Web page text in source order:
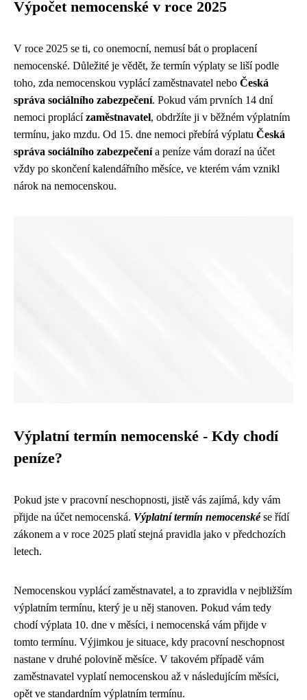
Výpočet nemocenské v roce 2025
V roce 2025 se ti, co onemocní, nemusí bát o proplacení
nemocenské. Důležité je vědět, že termín výplaty se liší podle
toho, zda nemocenskou vyplácí zaměstnavatel nebo Česká
správa sociálního zabezpečení. Pokud vám prvních 14 dní
nemoci proplácízaměstnavatel, obdržíte ji v běžném výplatním
termínu, jako mzdu. Od 15. dne nemoci přebírá výplatu Česká
správa sociálního zabezpečenía peníze vám dorazí na účet
vždy po skončení kalendářního měsíce, ve kterém vám vznikl
nárok na nemocenskou.
Výplatní termín nemocenské - Kdy chodí
peníze?
Pokud jste v pracovní neschopnosti, jistě vás zajímá, kdy vám
přijde na účet nemocenská. Výplatní termín nemocenskése řídí
zákonem a v roce 2025 platí stejná pravidla jako v předchozích
letech.
Nemocenskou vyplácí zaměstnavatel, a to zpravidla v nejbližším
výplatním termínu, který je u něj stanoven. Pokud vám tedy
chodí výplata 10. dne v měsíci, i nemocenská vám přijde v
tomto termínu. Výjimkou je situace, kdy pracovní neschopnost
nastane v druhé polovině měsíce. V takovém případě vám
zaměstnavatel vyplatí nemocenskou až v následujícím měsíci,
opět ve standardním výplatním termínu.